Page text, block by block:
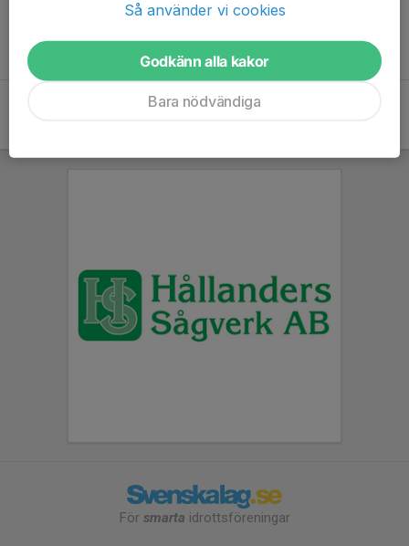
För smarta idrottsföreningar
Så använder vi cookies
Godkänn alla kakor
Bara nödvändiga